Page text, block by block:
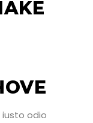
odio